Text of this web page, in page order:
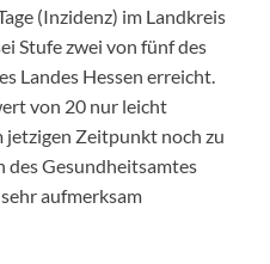
(Inzidenz) im Landkreis
Stufe zwei von fünf des
Landes Hessen erreicht.
von 20 nur leicht
jetzigen Zeitpunkt noch zu
des Gesundheitsamtes
aufmerksam